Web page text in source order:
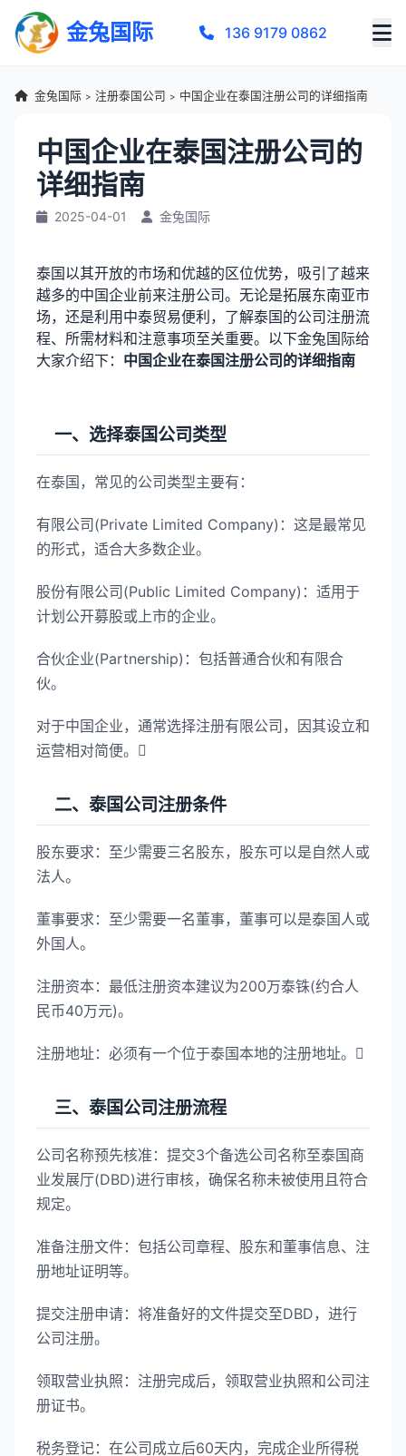
金兔国际 136 9179 0862
金兔国际 > 注册泰国公司 > 中国企业在泰国注册公司的详细指南
中国企业在泰国注册公司的
详细指南
2025-04-01 金兔国际
泰国以其开放的市场和优越的区位优势，吸引了越来
越多的中国企业前来注册公司。无论是拓展东南亚市
场，还是利用中泰贸易便利，了解泰国的公司注册流
程、所需材料和注意事项至关重要。以下金兔国际给
大家介绍下： 中国企业在泰国注册公司的详细指南
一、选择泰国公司类型
在泰国，常见的公司类型主要有：
有限公司(Private Limited Company)：这是最常见
的形式，适合大多数企业。
股份有限公司(Public Limited Company)：适用于
计划公开募股或上市的企业。
合伙企业(Partnership)：包括普通合伙和有限合
伙。
对于中国企业，通常选择注册有限公司，因其设立和
运营相对简便。
二、泰国公司注册条件
股东要求：至少需要三名股东，股东可以是自然人或
法人。
董事要求：至少需要一名董事，董事可以是泰国人或
外国人。
注册资本：最低注册资本建议为200万泰铢(约合人
民币40万元)。
注册地址：必须有一个位于泰国本地的注册地址。
三、泰国公司注册流程
公司名称预先核准：提交3个备选公司名称至泰国商
业发展厅(DBD)进行审核，确保名称未被使用且符合
规定。
准备注册文件：包括公司章程、股东和董事信息、注
册地址证明等。
提交注册申请：将准备好的文件提交至DBD，进行
公司注册。
领取营业执照：注册完成后，领取营业执照和公司注
册证书。
税务登记：在公司成立后60天内，完成企业所得税